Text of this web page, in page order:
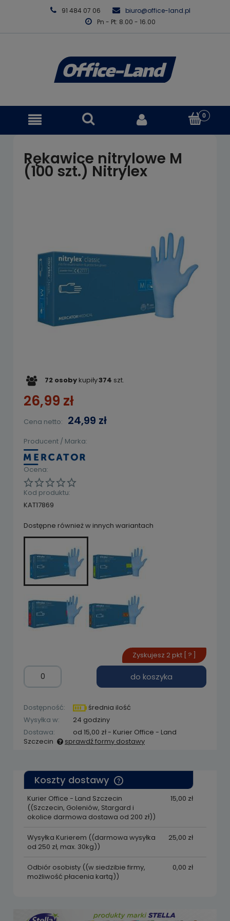
91 484 07 06
biuro@office-land.pl
Pn - Pt: 8.00 - 16.00
Rękawice nitrylowe M
(100 szt.) Nitrylex
72 osoby kupiły374 szt.
26,99 zł
Cena netto: 24,99 zł
Ocena:
Producent / Marka:
Kod produktu:
KAT17869
Dostępne również w innych wariantach
do koszyka
Zyskujesz 2 pkt [ ? ]
Dostępność:
średnia ilość
Wysyłka w:
24 godziny
Dostawa:
od 15,00 zł- Kurier Office - Land
Szczecin
sprawdź formy dostawy
Koszty dostawy
Cena nie zawiera ewentualnych kosztów
płatności
Kurier Office - Land Szczecin
((Szczecin, Goleniów, Stargard i
okolice darmowa dostawa od 200 zł))
15,00 zł
Wysyłka Kurierem ((darmowa wysyłka
od 250 zł, max. 30kg))
25,00 zł
Odbiór osobisty((w siedzibie firmy,
możliwość płacenia kartą))
0,00 zł